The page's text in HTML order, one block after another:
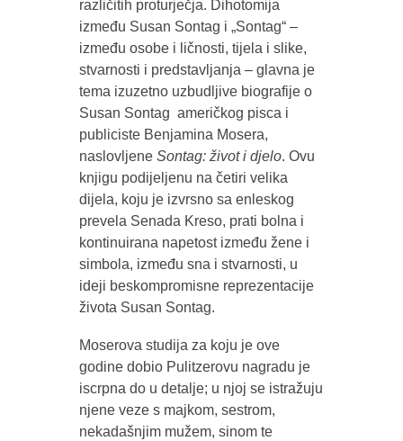
različitih proturječja. Dihotomija
između Susan Sontag i „Sontag“ –
između osobe i ličnosti, tijela i slike,
stvarnosti i predstavljanja – glavna je
tema izuzetno uzbudljive biografije o
Susan Sontag američkog pisca i
publiciste Benjamina Mosera,
naslovljene Sontag: život i djelo. Ovu
knjigu podijeljenu na četiri velika
dijela, koju je izvrsno sa enleskog
prevela Senada Kreso, prati bolna i
kontinuirana napetost između žene i
simbola, između sna i stvarnosti, u
ideji beskompromisne reprezentacije
života Susan Sontag.
Moserova studija za koju je ove
godine dobio Pulitzerovu nagradu je
iscrpna do u detalje; u njoj se istražuju
njene veze s majkom, sestrom,
nekadašnjim mužem, sinom te